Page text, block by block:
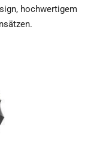
hochwertigem